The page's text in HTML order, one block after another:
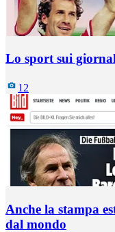
Lo sport sui
12
Anche la stampa
dal mondo